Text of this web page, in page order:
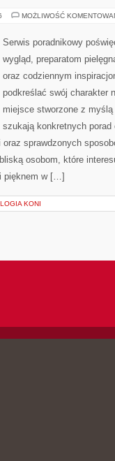
MOŻLIWOŚĆ
Serwis poradnikowy
wygląd, preparatom
oraz codziennym
podkreślać swój charakter
miejsce stworzone z
szukają konkretnych
sprawdzonych
osobom, które
pięknem w […]
KONI